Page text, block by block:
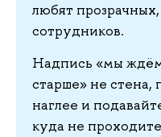
любят
сотрудников.
Надпись «мы
старше» не стена,
наглее и
куда не